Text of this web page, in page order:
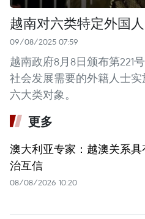
越南对六类特定外国
09/08/2025 07:59
越南政府8月8日颁布第221
社会发展需要的外籍人士
六大类对象。
更多
澳大利亚专家：越澳关系具
治互信
08/08/2026 10:20